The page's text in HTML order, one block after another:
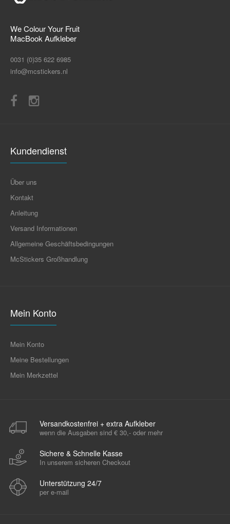
We Colour Your Fruit
MacBook Aufkleber
0031 (0)35 622 6985
info@mcstickers.nl
Kundendienst
Über uns
Kontakt
Anleitung
Versand Informationen
Allgemeine Geschäftsbedingungen
McStickers Großhandlung
Mein Konto
Mein Konto
Meine Bestellungen
Mein Merkzettel
Versandkostenfrei + extra Aufkleber
wenn die Ausgaben sind € 30,- oder mehr
Sichere & Schnelle Kasse
In unserem sicheren Checkout
Unterstützung 24/7
per e-mail